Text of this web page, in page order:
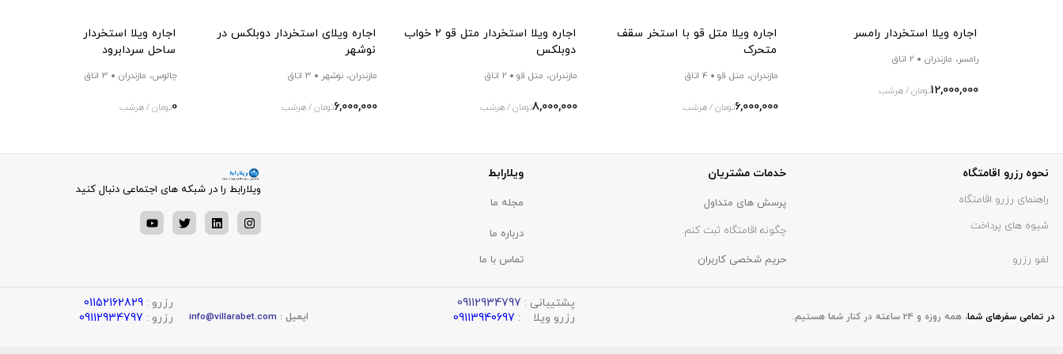
اجاره ویلا استخردار رامسر
رامسر، مازندران 2 اتاق
12,000,000تومان / هرشب
اجاره ویلا متل قو با استخر سقف
متحرک
مازندران، متل قو 4 اتاق
6,000,000تومان / هرشب
اجاره ویلا استخردار متل قو 2 خواب
دوبلکس
مازندران، متل قو 2 اتاق
8,000,000تومان / هرشب
اجاره ویلای استخردار دوبلکس در
نوشهر
مازندران، نوشهر 3 اتاق
6,000,000تومان / هرشب
اجاره ویلا استخردار سه خوابه
ساحل سردابرود
چالوس، مازندران 3 اتاق
0تومان / هرشب
نحوه رزرو اقامتگاه
راهنمای رزرو اقامتگاه
شیوه های پرداخت
لغو رزرو
خدمات مشتریان
پرسش های متداول
چگونه اقامتگاه ثبت کنم.
حریم شخصی کاربران
ویلارابط
مجله ما
درباره ما
تماس با ما
ویلارابط را در شبکه های اجتماعی دنبال کنید
در تمامی سفر‌های شما، همه روزه و 24 ساعته در کنار شما هستیم.
پشتیبانی : 09112934797
رزرو ویلا : 09113940697 ایمیل : info@villarabet.com
رزرو : 01152162829
رزرو : 09112934797